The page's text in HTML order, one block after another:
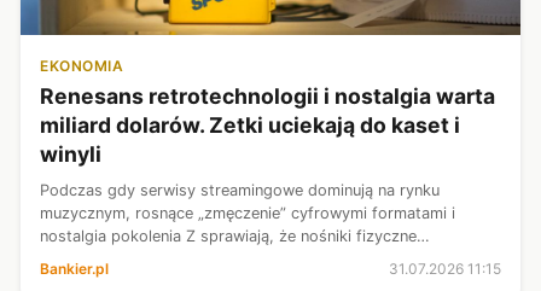
EKONOMIA
Renesans retrotechnologii i nostalgia warta
miliard dolarów. Zetki uciekają do kaset i
winyli
Podczas gdy serwisy streamingowe dominują na rynku
muzycznym, rosnące „zmęczenie” cyfrowymi formatami i
nostalgia pokolenia Z sprawiają, że nośniki fizyczne
przeżywają drugą młodość. Moda na retro technologię
powraca na salony ze zdwojoną siłą.
Bankier.pl 31.07.2026 11:15